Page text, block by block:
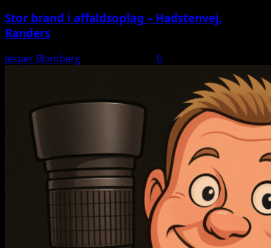
Stor brand i affaldsoplag – Hadstenvej,
Randers
Jesper Blomberg 0